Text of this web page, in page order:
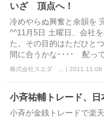
いざ 頂点へ！
冷めやらぬ興奮と余韻を
^^11月5日 土曜日、会社
た。その目的はただひと
間に合うかな････ 配って
株式会社スエダ ... | 2011.11.08
小斉祐輔トレード、日
小斉が金銭トレードで楽